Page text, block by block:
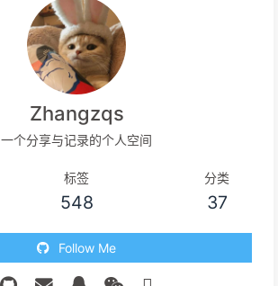
Zhangzqs
一个分享与记录的个人空间
标签
548
分类
37
Follow Me